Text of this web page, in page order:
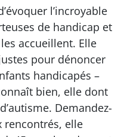
l’incroyable
de handicap et
accueillent. Elle
pour dénoncer
handicapés –
bien, elle dont
Demandez-
elle